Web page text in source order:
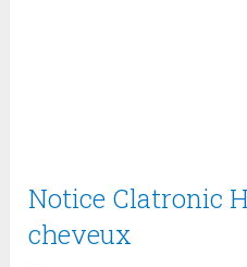
Notice Clatronic
cheveux